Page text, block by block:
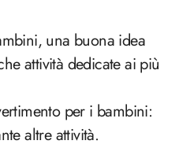
attività dedicate ai più
per i bambini:
altre attività.